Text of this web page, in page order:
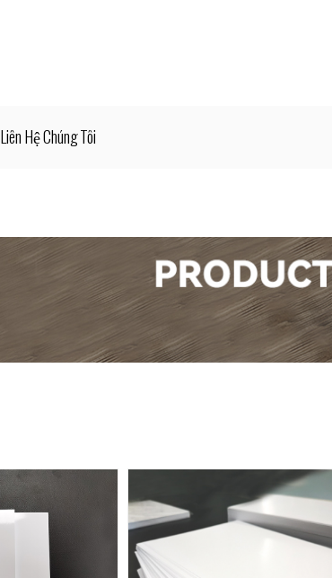
Liên Hệ Chúng Tôi